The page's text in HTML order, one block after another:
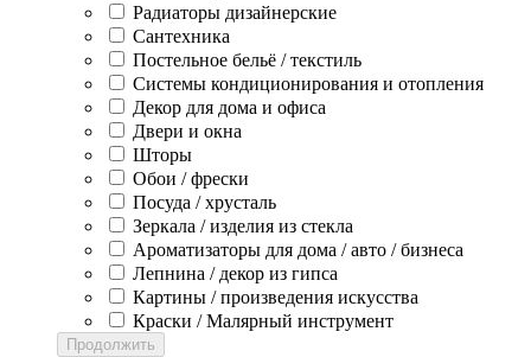
Радиаторы дизайнерские
Сантехника
Постельное бельё / текстиль
Системы кондиционирования и отопления
Декор для дома и офиса
Двери и окна
Шторы
Обои / фрески
Посуда / хрусталь
Зеркала / изделия из стекла
Ароматизаторы для дома / авто / бизнеса
Лепнина / декор из гипса
Картины / произведения искусства
Краски / Малярный инструмент
Продолжить